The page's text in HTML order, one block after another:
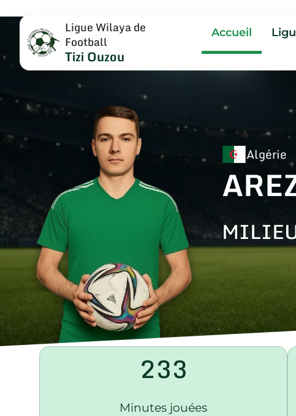
Ligue Wilaya de
Football
Tizi Ouzou
Accueil
Algérie
233
Minutes jouées